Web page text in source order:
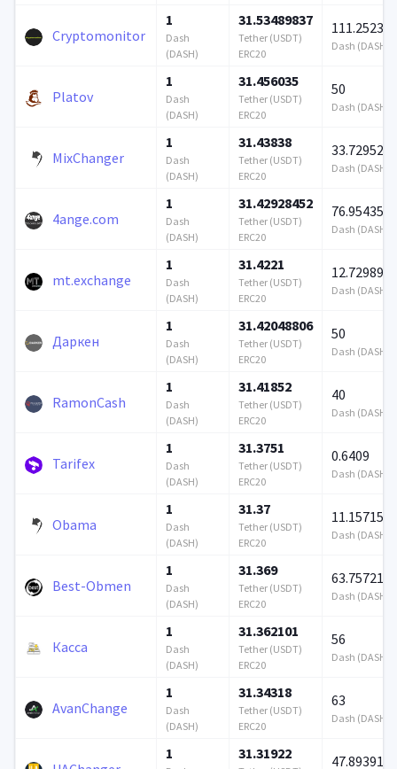
Cryptomonitor
1
Dash
(DASH)
31.53489837
Tether (USDT)
ERC20
111.252384
Dash (DASH)
Platov
1
Dash
(DASH)
31.456035
Tether (USDT)
ERC20
50
Dash (DASH)
MixChanger
1
Dash
(DASH)
31.43838
Tether (USDT)
ERC20
33.72952
Dash (DASH)
4ange.com
1
Dash
(DASH)
31.42928452
Tether (USDT)
ERC20
76.95435
Dash (DASH)
mt.exchange
1
Dash
(DASH)
31.4221
Tether (USDT)
ERC20
12.72989
Dash (DASH)
Даркен
1
Dash
(DASH)
31.42048806
Tether (USDT)
ERC20
50
Dash (DASH)
RamonCash
1
Dash
(DASH)
31.41852
Tether (USDT)
ERC20
40
Dash (DASH)
Tarifex
1
Dash
(DASH)
31.3751
Tether (USDT)
ERC20
0.6409
Dash (DASH)
Obama
1
Dash
(DASH)
31.37
Tether (USDT)
ERC20
11.157157
Dash (DASH)
Best-Obmen
1
Dash
(DASH)
31.369
Tether (USDT)
ERC20
63.757213
Dash (DASH)
Касса
1
Dash
(DASH)
31.362101
Tether (USDT)
ERC20
56
Dash (DASH)
AvanChange
1
Dash
(DASH)
31.34318
Tether (USDT)
ERC20
63
Dash (DASH)
1 31.31922 47.893913